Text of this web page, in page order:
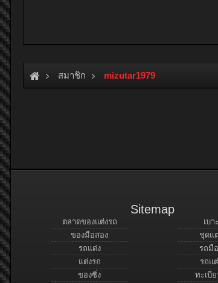
สมาชิก mizutar1979
Sitemap
ตลาดของแต่งรถ
ของมือสอง
รถแต่ง
แต่งรถ
ของซิ่ง
เบา
ชุดแ
รถมื
รถแ
ทะเบี